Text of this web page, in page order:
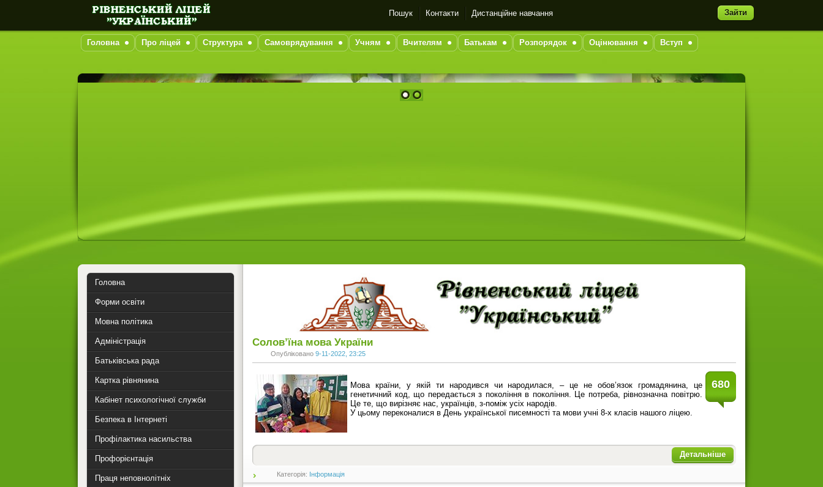
Пошук Контакти Дистанційне навчання Зайти
Головна Про ліцей Структура Самоврядування Учням Вчителям Батькам Розпорядок Оцінювання Вступ
Солов’їна мова України
Опубліковано 9-11-2022, 23:25
680
Мова країни, у якій ти народився чи народилася, – це не обов’язок громадянина, це
генетичний код, що передається з покоління в покоління. Це потреба, рівнозначна повітрю.
Це те, що вирізняє нас, українців, з-поміж усіх народів.
У цьому переконалися в День української писемності та мови учні 8-х класів нашого ліцею.
Детальніше
Категорія: Інформація
Головна
Форми освіти
Мовна політика
Адміністрація
Батьківська рада
Картка рівнянина
Кабінет психологічної служби
Безпека в Інтернеті
Профілактика насильства
Профорієнтація
Праця неповнолітніх